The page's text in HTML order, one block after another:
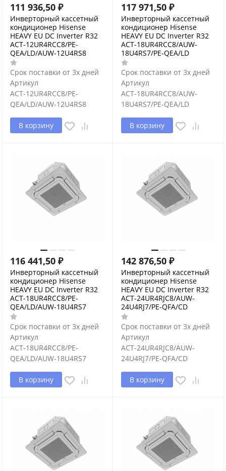
111 936,50 ₽
Инверторный кассетный
кондиционер Hisense
HEAVY EU DC Inverter R32
ACT-12UR4RCC8/PE-
QEA/LD/AUW-12U4RS8
Срок поставки от 3х дней
Артикул
ACT-12UR4RCC8/PE-
QEA/LD/AUW-12U4RS8
В корзину
117 971,50 ₽
Инверторный кассетный
кондиционер Hisense
HEAVY EU DC Inverter R32
ACT-18UR4RCC8/AUW-
18U4RS7/PE-QEA/LD
Срок поставки от 3х дней
Артикул
ACT-18UR4RCC8/AUW-
18U4RS7/PE-QEA/LD
В корзину
116 441,50 ₽
Инверторный кассетный
кондиционер Hisense
HEAVY EU DC Inverter R32
ACT-18UR4RCC8/PE-
QEA/LD/AUW-18U4RS7
Срок поставки от 3х дней
Артикул
ACT-18UR4RCC8/PE-
QEA/LD/AUW-18U4RS7
В корзину
142 876,50 ₽
Инверторный кассетный
кондиционер Hisense
HEAVY EU DC Inverter R32
ACT-24UR4RJC8/AUW-
24U4RJ7/PE-QFA/CD
Срок поставки от 3х дней
Артикул
ACT-24UR4RJC8/AUW-
24U4RJ7/PE-QFA/CD
В корзину